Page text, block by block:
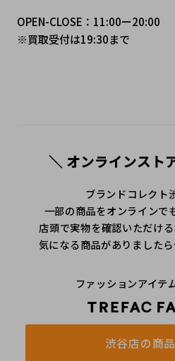
OPEN-CLOSE：11:00ー20:00
※買取受付は19:30まで
＼ オンラインスト
ブランドコレクト
一部の商品をオンラインで
店頭で実物を確認いただける
気になる商品がありました
ファッションアイテ
渋谷店の商